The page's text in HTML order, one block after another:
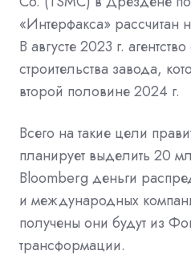
«Интерфакса» рассчитан
В августе 2023 г.
строительства завода,
второй половине 2024 г.
Всего на такие цели
планирует выделить 20
Bloomberg деньги
и международных
получены они будут из
трансформации.